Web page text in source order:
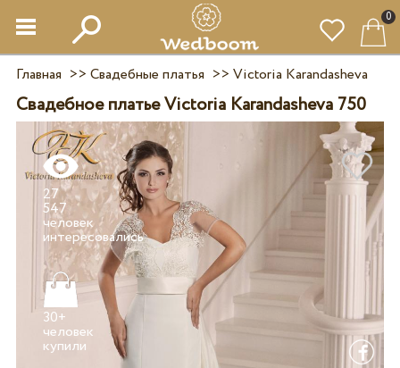
0
Главная >> Свадебные платья >> Victoria Karandasheva
Свадебное платье Victoria Karandasheva 750
27
547
человек
интересовались
30+
человек